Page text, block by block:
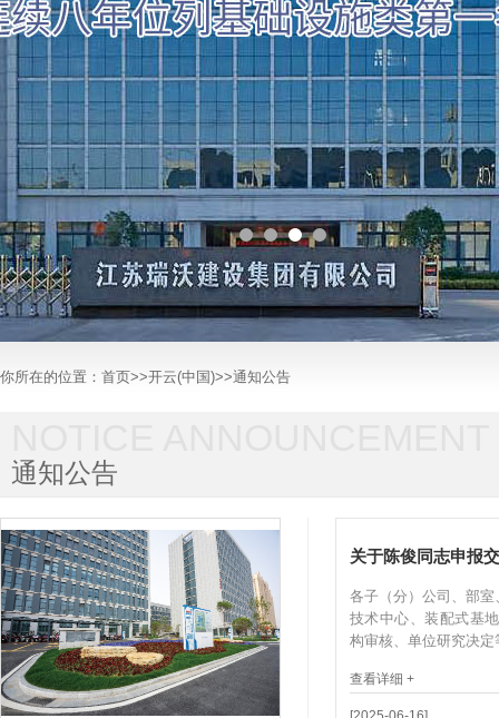
你所在的位置： 首页>>开云(中国)>>通知公告
通知公告
关于陈俊同志申报
各子（分）公司、部
技术中心、装配式基
构审核、单位研究决定
查看详细 +